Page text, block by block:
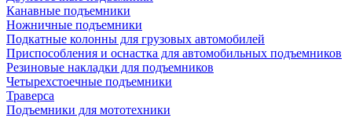
Канавные подъемники
Ножничные подъемники
Подкатные колонны для грузовых автомобилей
Приспособления и оснастка для автомобильных подъемников
Резиновые накладки для подъемников
Четырехстоечные подъемники
Траверса
Подъемники для мототехники